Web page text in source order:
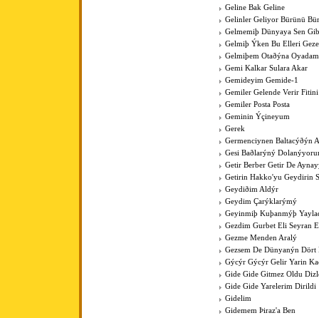
Geline Bak Geline
Gelinler Geliyor Bürünü
Gelmemiþ Dünyaya Sen
Gelmiþ Ýken Bu Elleri
Gelmiþem Otaðýna
Gemi Kalkar Sulara Akar
Gemideyim Gemide-1
Gemiler Gelende Verir Fitini
Gemiler Posta Posta
Geminin Ýçineyum
Gerek
Germenciynen Baltacýðýn
Gesi Baðlarýný
Getir Berber Getir De
Getirin Hakko'yu Geydirin
Geydiðim Aldýr
Geydim Çarýklarýmý
Geyinmiþ Kuþanmýþ
Gezdim Gurbet Eli Seyran
Gezme Menden Aralý
Gezsem De Dünyanýn Dört
Gýcýr Gýcýr Gelir Yarin
Gide Gide Gitmez Oldu
Gide Gide Yarelerim Dirildi
Gidelim
Gidemem Þiraz'a Ben